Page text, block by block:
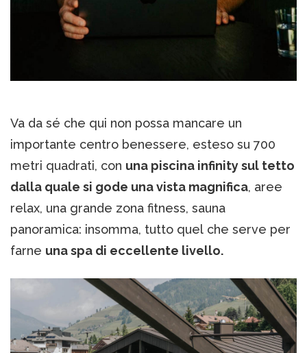
Va da sé che qui non possa mancare un
importante centro benessere, esteso su 700
metri quadrati, con una piscina infinity sul tetto
dalla quale si gode una vista magnifica, aree
relax, una grande zona fitness, sauna
panoramica: insomma, tutto quel che serve per
farne una spa di eccellente livello.